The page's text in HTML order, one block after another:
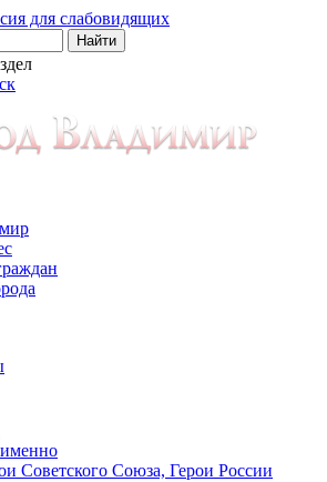
для слабовидящих
Советского Союза, Герои России